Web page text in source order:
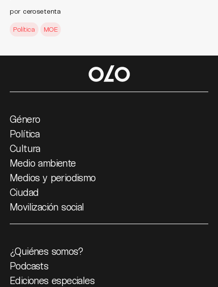
por cerosetenta
Política MOE
Género
Política
Cultura
Medio ambiente
Medios y periodismo
Ciudad
Movilización social
¿Quiénes somos?
Podcasts
Ediciones especiales